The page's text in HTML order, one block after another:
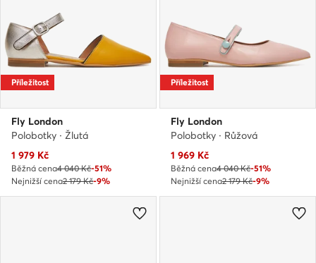
Příležitost
Fly London
Polobotky · Žlutá
Aktuální cena
1 979 Kč
Běžná cena4 040 Kč-51%
Nejnižší cena2 179 Kč-9%
Příležitost
Fly London
Polobotky · Růžová
Aktuální cena
1 969 Kč
Běžná cena4 040 Kč-51%
Nejnižší cena2 179 Kč-9%